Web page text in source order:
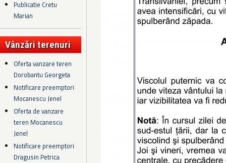
Publicatie Cretu
Marian
Vânzări terenuri
Oferta vanzare teren
Dorobantu Georgeta
Notificare preemptori
Mocanescu Jenel
Oferta de vanzare
teren Mocanescu
Jenel
Notificare preemptori
Dragusin Petrica